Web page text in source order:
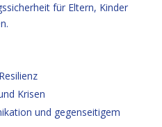
für Eltern, Kinder
Krisen
und gegenseitigem